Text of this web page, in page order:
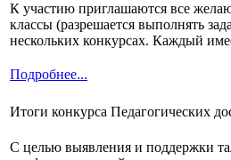
К участию приглашаются все
классы (разрешается выполнять
нескольких конкурсах. Каждый
Подробнее...
Итоги конкурса Педагогических
С целью выявления и поддержки